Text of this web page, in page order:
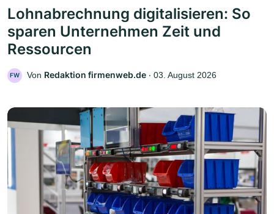
Lohnabrechnung digitalisieren: So
sparen Unternehmen Zeit und
Ressourcen
FW Von Redaktion firmenweb.de ‧ 03. August 2026